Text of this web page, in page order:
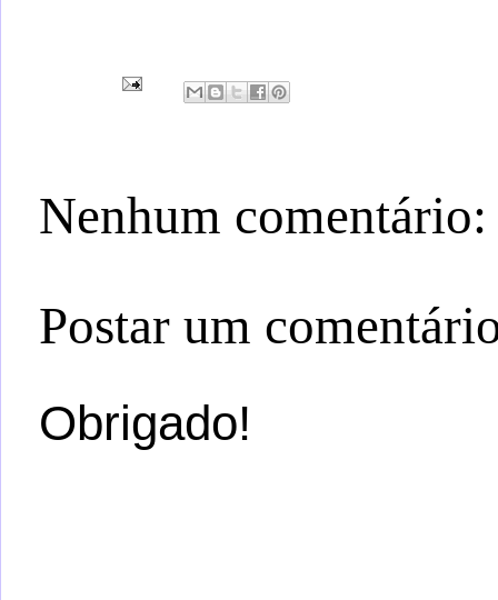
Nenhum comentário:
Postar um
Obrigado!